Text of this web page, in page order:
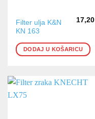
Filter ulja K&N
KN 163
17,20
DODAJ U KOŠARICU